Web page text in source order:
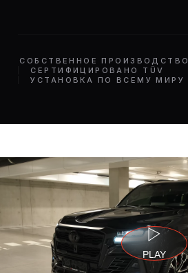
СОБСТВЕННОЕ ПРОИЗВОДСТВО
СЕРТИФИЦИРОВАНО TÜV
УСТАНОВКА ПО ВСЕМУ МИРУ
PLAY